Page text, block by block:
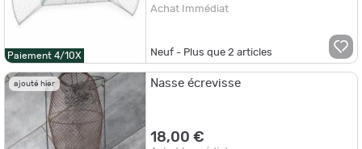
Paiement 4/10X
Achat Immédiat
Neuf - Plus que2 articles
ajouté hier Nasse écrevisse
18,00 €